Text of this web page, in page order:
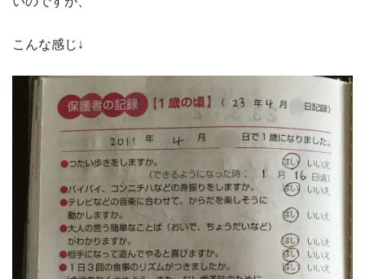
こんな感じ↓